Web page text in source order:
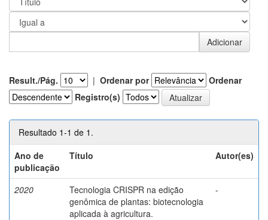
Result./Pág. | Ordenar por
Ordenar
Registro(s)
Resultado 1-1 de 1.
Ano de
publicação
Título Autor(es)
2020
Tecnologia CRISPR na edição
genômica de plantas: biotecnologia
aplicada à agricultura.
-